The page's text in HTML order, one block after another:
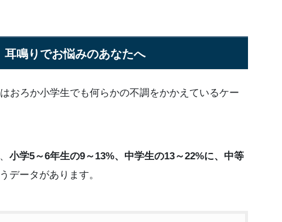
耳鳴りでお悩みのあなたへ
おろか小学生でも何らかの不調をかかえているケー
小学5～6年生の9～13%、中学生の13～22%に、中等
データがあります。